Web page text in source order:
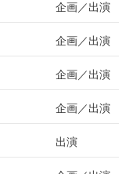
企画 出演
企画 出演
企画 出演
企画 出演
出演